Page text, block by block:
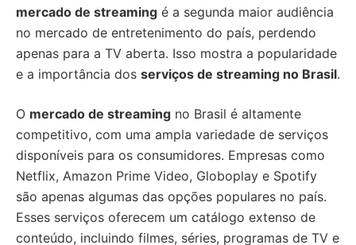
mercado de streaming é a segunda maior audiência
no mercado de entretenimento do país, perdendo
apenas para a TV aberta. Isso mostra a popularidade
e a importância dos serviços de streaming no Brasil.
O mercado de streaming no Brasil é altamente
competitivo, com uma ampla variedade de serviços
disponíveis para os consumidores. Empresas como
Netflix, Amazon Prime Video, Globoplay e Spotify
são apenas algumas das opções populares no país.
Esses serviços oferecem um catálogo extenso de
conteúdo, incluindo filmes, séries, programas de TV e